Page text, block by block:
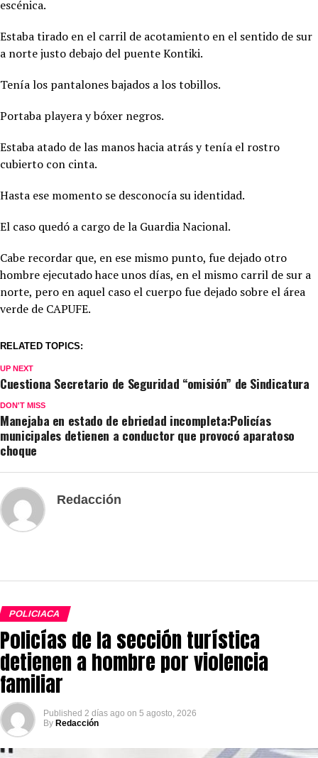
escénica.
Estaba tirado en el carril de acotamiento en el sentido de sur
a norte justo debajo del puente Kontiki.
Tenía los pantalones bajados a los tobillos.
Portaba playera y bóxer negros.
Estaba atado de las manos hacia atrás y tenía el rostro
cubierto con cinta.
Hasta ese momento se desconocía su identidad.
El caso quedó a cargo de la Guardia Nacional.
Cabe recordar que, en ese mismo punto, fue dejado otro
hombre ejecutado hace unos días, en el mismo carril de sur a
norte, pero en aquel caso el cuerpo fue dejado sobre el área
verde de CAPUFE.
RELATED TOPICS:
UP NEXT
Cuestiona Secretario de Seguridad “omisión” de Sindicatura
DON'T MISS
Manejaba en estado de ebriedad incompleta:Policías
municipales detienen a conductor que provocó aparatoso
choque
Redacción
POLICIACA
Policías de la sección turística
detienen a hombre por violencia
familiar
Published 2 días ago on 5 agosto, 2026
By Redacción